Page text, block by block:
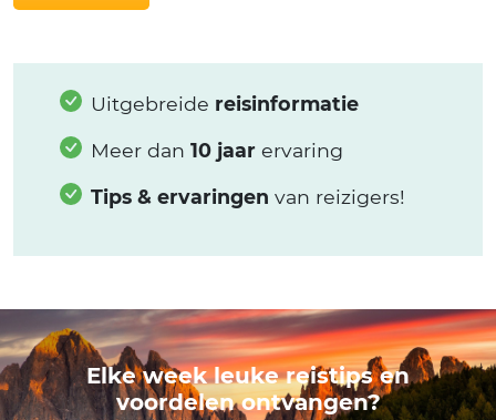
Uitgebreide reisinformatie
Meer dan 10 jaar ervaring
Tips & ervaringen van reizigers!
Elke week leuke reistips en
voordelen ontvangen?